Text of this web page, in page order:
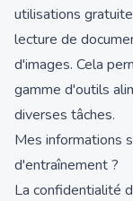
utilisations
lecture de
d'images. Cela
gamme d'outils
diverses tâches.
Mes informations
d'entraînement ?
La confidentialité